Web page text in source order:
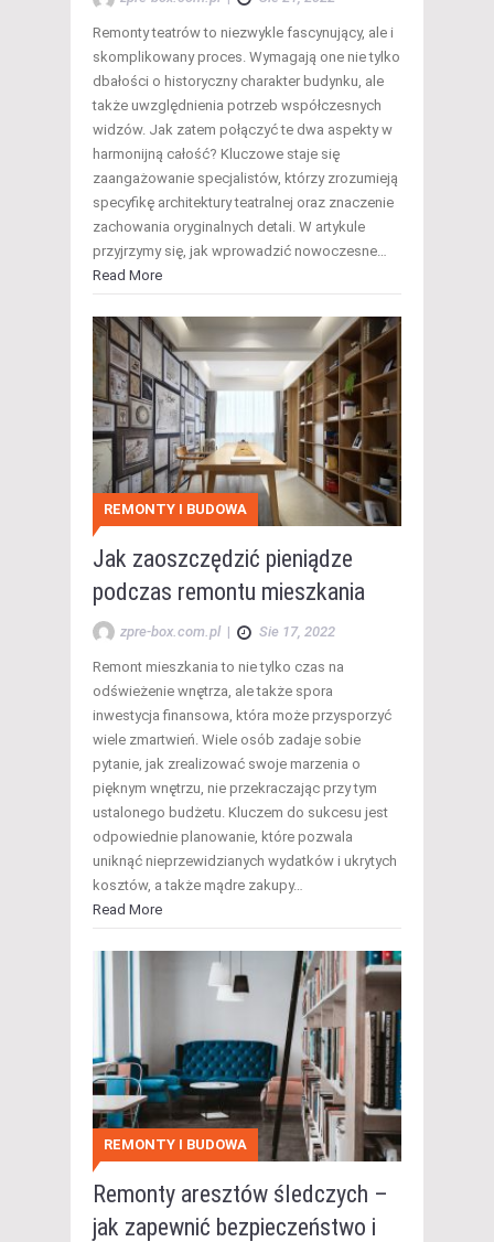
Remonty teatrów to niezwykle fascynujący, ale i
skomplikowany proces. Wymagają one nie tylko
dbałości o historyczny charakter budynku, ale
także uwzględnienia potrzeb współczesnych
widzów. Jak zatem połączyć te dwa aspekty w
harmonijną całość? Kluczowe staje się
zaangażowanie specjalistów, którzy zrozumieją
specyfikę architektury teatralnej oraz znaczenie
zachowania oryginalnych detali. W artykule
przyjrzymy się, jak wprowadzić nowoczesne…
Read More
REMONTY I BUDOWA
Jak zaoszczędzić pieniądze
podczas remontu mieszkania
zpre-box.com.pl | Sie 17, 2022
Remont mieszkania to nie tylko czas na
odświeżenie wnętrza, ale także spora
inwestycja finansowa, która może przysporzyć
wiele zmartwień. Wiele osób zadaje sobie
pytanie, jak zrealizować swoje marzenia o
pięknym wnętrzu, nie przekraczając przy tym
ustalonego budżetu. Kluczem do sukcesu jest
odpowiednie planowanie, które pozwala
uniknąć nieprzewidzianych wydatków i ukrytych
kosztów, a także mądre zakupy…
Read More
REMONTY I BUDOWA
Remonty aresztów śledczych –
jak zapewnić bezpieczeństwo i